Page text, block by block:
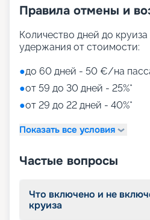
Правила отмены и
Количество дней до
удержания от стоимости:
●до 60 дней - 50 €/на
●от 59 до 30 дней - 25%*
●от 29 до 22 дней - 40%*
Показать все условия
Частые вопросы
Что включено и не
круиза